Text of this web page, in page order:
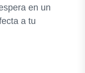
en un
a tu